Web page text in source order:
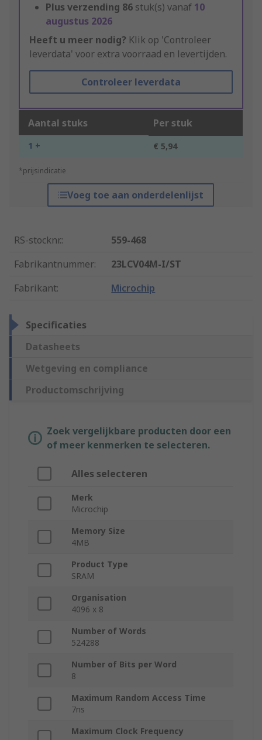
Plus verzending 86 stuk(s) vanaf 10
augustus 2026
Heeft u meer nodig? Klik op 'Controleer
leverdata' voor extra voorraad en levertijden.
Controleer leverdata
Aantal stuks Per stuk
1 + € 5,94
*prijsindicatie
Voeg toe aan onderdelenlijst
RS-stocknr.:
559-468
Fabrikantnummer:
23LCV04M-I/ST
Fabrikant: Microchip
Specificaties
Datasheets
Wetgeving en compliance
Productomschrijving
Zoek vergelijkbare producten door een
of meer kenmerken te selecteren.
Alles selecteren
Merk
Microchip
Memory Size
4MB
Product Type
SRAM
Organisation
4096 x 8
Number of Words
524288
Number of Bits per Word
8
Maximum Random Access Time
7ns
Maximum Clock Frequency